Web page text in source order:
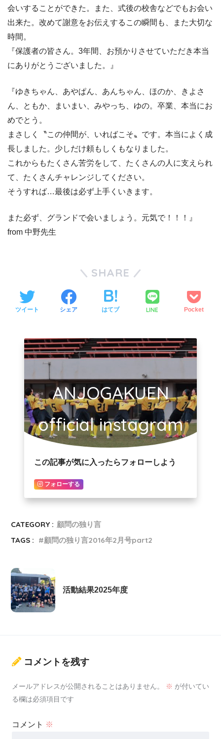
会いすることができた。また、式後の校舎などでもお会い
出来た。改めて謝意をお伝えするこの瞬間も、また大切な
時間。
『保護者の皆さん。3年間、お預かりさせていただき本当
にありがとうございました。』
『ゆきちゃん、あやぱん、あんちゃん、ほのか、きよさ
ん、ともか、まいまい、みやっち、ゆの。卒業、本当にお
めでとう。
まさしく〝この仲間が、いればこそ〟です。本当によく成
長しました。少しだけ頼もしくもなりました。
これからもたくさん苦労をして、たくさんの人に支えられ
て、たくさんチャレンジしてください。
そうすれば…最後は必ず上手くいきます。
また必ず、グランドで会いましょう。元気で！！！』
from 中野先生
SHARE
ツイート シェア はてブ LINE Pocket
ANJOGAKUEN
official instagram
この記事が気に入ったらフォローしよう
フォローする
CATEGORY : 顧問の独り言
TAGS :
顧問の独り言2016年2月号part2
活動結果2025年度
コメントを残す
メールアドレスが公開されることはありません。 ※ が付いてい
る欄は必須項目です
コメント ※